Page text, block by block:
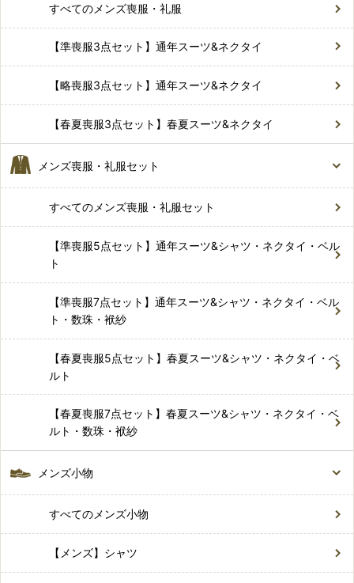
すべてのメンズ喪服・礼服
【準喪服3点セット】通年スーツ&ネクタイ
【略喪服3点セット】通年スーツ&ネクタイ
【春夏喪服3点セット】春夏スーツ&ネクタイ
メンズ喪服・礼服セット
すべてのメンズ喪服・礼服セット
【準喪服5点セット】通年スーツ&シャツ・ネクタイ・ベル
ト
【準喪服7点セット】通年スーツ&シャツ・ネクタイ・ベル
ト・数珠・袱紗
【春夏喪服5点セット】春夏スーツ&シャツ・ネクタイ・ベ
ルト
【春夏喪服7点セット】春夏スーツ&シャツ・ネクタイ・ベ
ルト・数珠・袱紗
メンズ小物
すべてのメンズ小物
【メンズ】シャツ